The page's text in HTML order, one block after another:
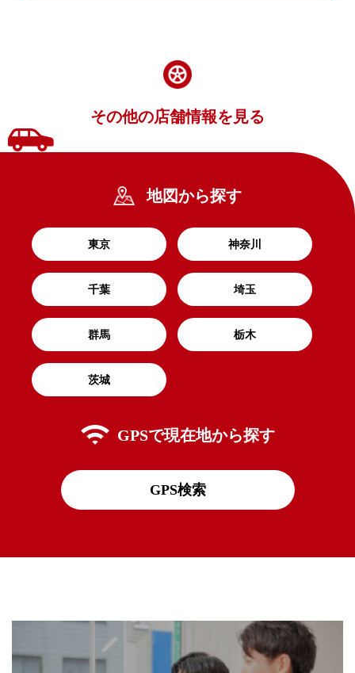
その他の店舗情報を見る
地図から探す
東京 神奈川
千葉 埼玉
群馬 栃木
茨城
GPSで現在地から探す
GPS検索